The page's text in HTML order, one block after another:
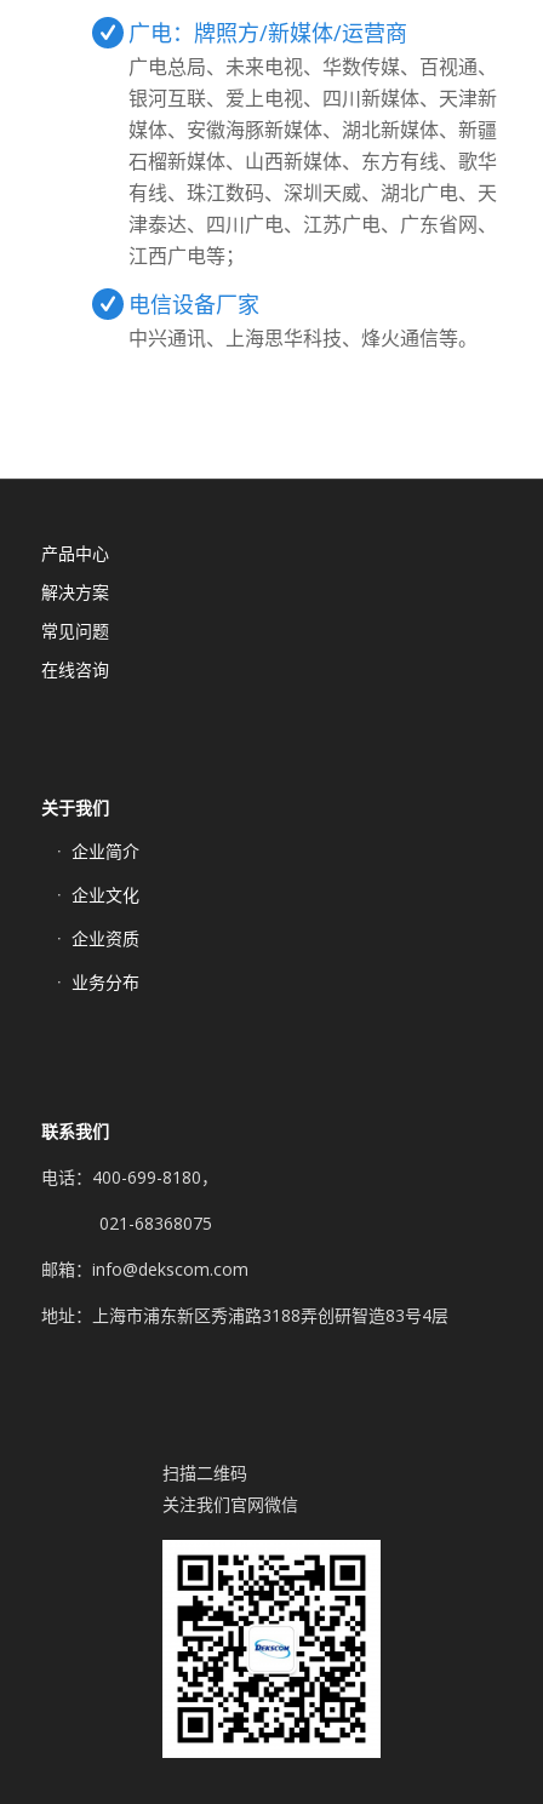
广电：牌照方/新媒体/运营商
广电总局、未来电视、华数传媒、百视通、
银河互联、爱上电视、四川新媒体、天津新
媒体、安徽海豚新媒体、湖北新媒体、新疆
石榴新媒体、山西新媒体、东方有线、歌华
有线、珠江数码、深圳天威、湖北广电、天
津泰达、四川广电、江苏广电、广东省网、
江西广电等；
电信设备厂家
中兴通讯、上海思华科技、烽火通信等。
产品中心
解决方案
常见问题
在线咨询
关于我们
企业简介
企业文化
企业资质
业务分布
联系我们
电话：400-699-8180，
021-68368075
邮箱：info@dekscom.com
地址：上海市浦东新区秀浦路3188弄创研智造83号4层
扫描二维码
关注我们官网微信